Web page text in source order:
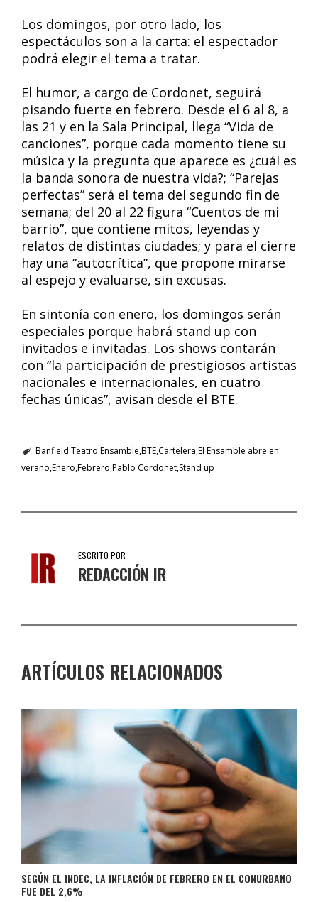
Los domingos, por otro lado, los
espectáculos son a la carta: el espectador
podrá elegir el tema a tratar.
El humor, a cargo de Cordonet, seguirá
pisando fuerte en febrero. Desde el 6 al 8, a
las 21 y en la Sala Principal, llega “Vida de
canciones”, porque cada momento tiene su
música y la pregunta que aparece es ¿cuál es
la banda sonora de nuestra vida?; “Parejas
perfectas” será el tema del segundo fin de
semana; del 20 al 22 figura “Cuentos de mi
barrio”, que contiene mitos, leyendas y
relatos de distintas ciudades; y para el cierre
hay una “autocrítica”, que propone mirarse
al espejo y evaluarse, sin excusas.
En sintonía con enero, los domingos serán
especiales porque habrá stand up con
invitados e invitadas. Los shows contarán
con “la participación de prestigiosos artistas
nacionales e internacionales, en cuatro
fechas únicas”, avisan desde el BTE.
Banfield Teatro Ensamble BTECartelera El Ensamble abre en
verano Enero Febrero Pablo Cordonet Stand up
ESCRITO POR
REDACCIÓN IR
ARTÍCULOS RELACIONADOS
SEGÚN EL INDEC, LA INFLACIÓN DE FEBRERO EN EL CONURBANO
FUE DEL 2,6%